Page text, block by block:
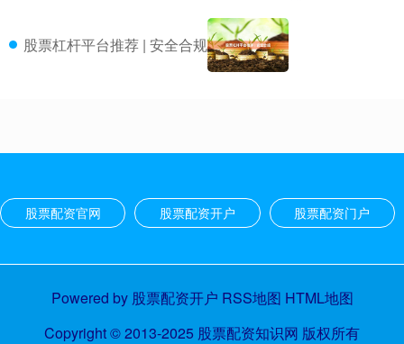
股票杠杆平台推荐 | 安全合规
股票配资官网 股票配资开户 股票配资门户
Powered by 股票配资开户 RSS地图 HTML地图
Copyright© 2013-2025 股票配资知识网 版权所有